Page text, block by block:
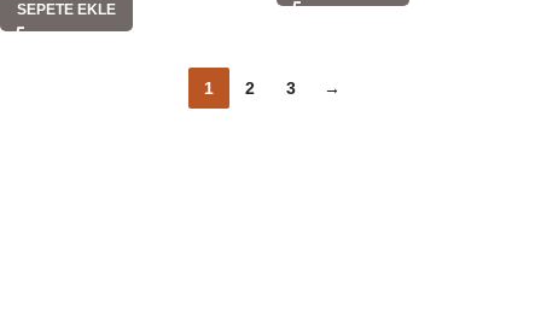
SEPETE EKLE
1 2 3 →